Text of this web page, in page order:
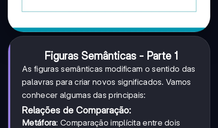
Figuras Semânticas - Parte 1
As figuras semânticas modificam o sentido das
palavras para criar novos significados. Vamos
conhecer algumas das principais:
Relações de Comparação:
Metáfora: Comparação implícita entre dois